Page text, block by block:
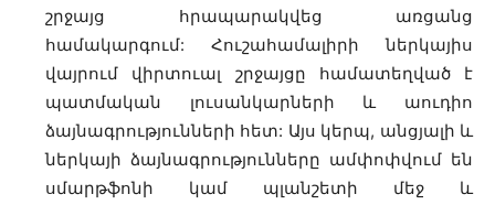
շրջայց հրապարակվեց առցանց
համակարգում: Հուշահամալիրի ներկայիս
վայրում վիրտուալ շրջայցը համատեղված է
պատմական լուսանկարների և աուդիո
ձայնագրությունների հետ: Այս կերպ, անցյալի և
ներկայի ձայնագրությունները ամփոփվում են
սմարթֆոնի կամ պլանշետի մեջ և